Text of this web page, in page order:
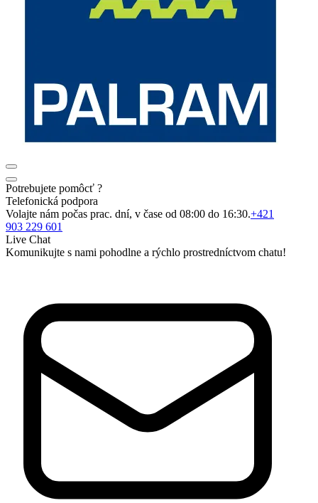
Potrebujete pomôcť ?
Telefonická podpora
Volajte nám počas prac. dní, v čase od 08:00 do 16:30.+421
903 229 601
Live Chat
Komunikujte s nami pohodlne a rýchlo prostredníctvom chatu!